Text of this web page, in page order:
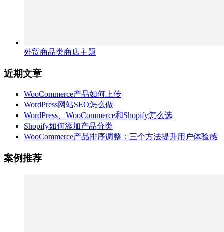
外贸商品类商店主题
近期文章
WooCommerce产品如何上传
WordPress网站SEO怎么做
WordPress、WooCommerce和Shopify怎么选
Shopify如何添加产品分类
WooCommerce产品排序调整：三个方法提升用户体验感
案例推荐